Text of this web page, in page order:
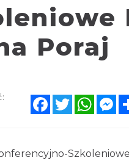
Poraj
FacebookTwitter